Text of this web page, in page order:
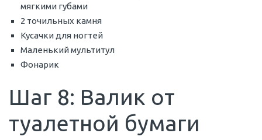
мягкими губами
2 точильных камня
Кусачки для ногтей
Маленький мультитул
Фонарик
Шаг 8: Валик от
туалетной бумаги